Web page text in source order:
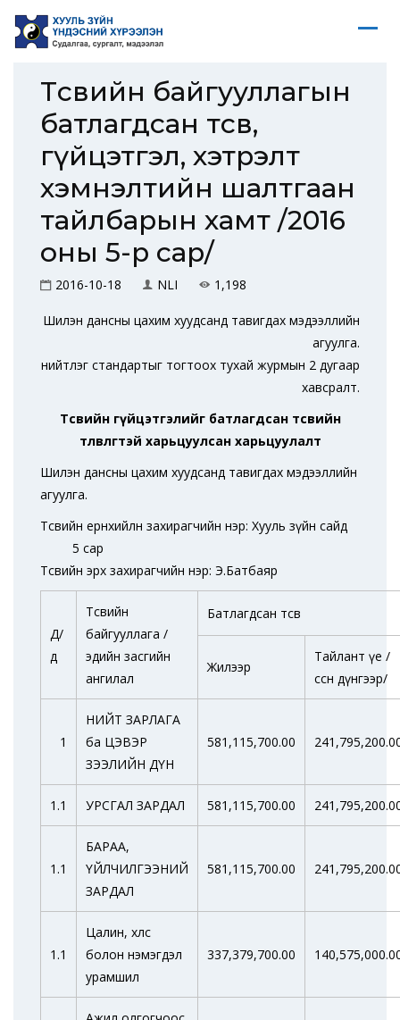
Төсвийн байгууллагын
батлагдсан төсөв,
гүйцэтгэл, хэтрэлт
хэмнэлтийн шалтгаан
тайлбарын хамт /2016
оны 5-р сар/
2016-10-18 NLI 1,198
Шилэн дансны цахим хуудсанд тавигдах мэдээллийн
агуулга.
нийтлэг стандартыг тогтоох тухай журмын 2 дугаар
хавсралт.
Төсвийн гүйцэтгэлийг батлагдсан төсвийн
төлөвлөгөөтэй харьцуулсан харьцуулалт
Шилэн дансны цахим хуудсанд тавигдах мэдээллийн
агуулга.
Төсвийн ерөнхийлөн захирагчийн нэр: Хууль зүйн сайд
5 сар
Төсвийн эрх захирагчийн нэр: Э.Батбаяр
Д/
д
Төсвийн
байгууллага /
эдийн засгийн
ангилал
Батлагдсан төсөв
Жилээр
Тайлант үе /
өссөн дүнгээр/
1
НИЙТ ЗАРЛАГА
ба ЦЭВЭР
ЗЭЭЛИЙН ДҮН
581,115,700.00
1.1 УРСГАЛ ЗАРДАЛ 581,115,700.00
1.1
БАРАА,
ҮЙЛЧИЛГЭЭНИЙ
ЗАРДАЛ
581,115,700.00
1.1
Цалин, хөлс
болон нэмэгдэл
урамшил
337,379,700.00